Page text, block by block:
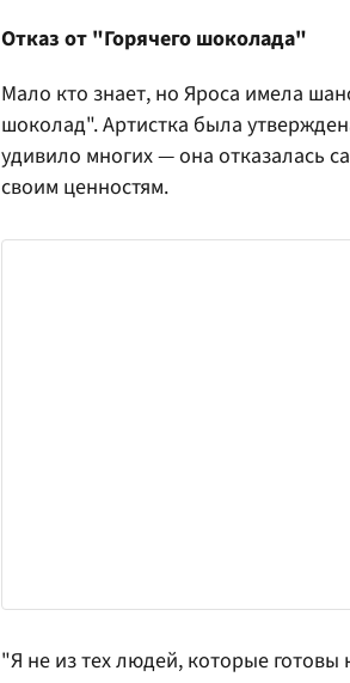
Отказ от "Горячего шоколада"
Мало кто знает, но Яроса имела
шоколад". Артистка была
удивило многих — она отказалась
своим ценностям.
"Я не из тех людей, которые готовы